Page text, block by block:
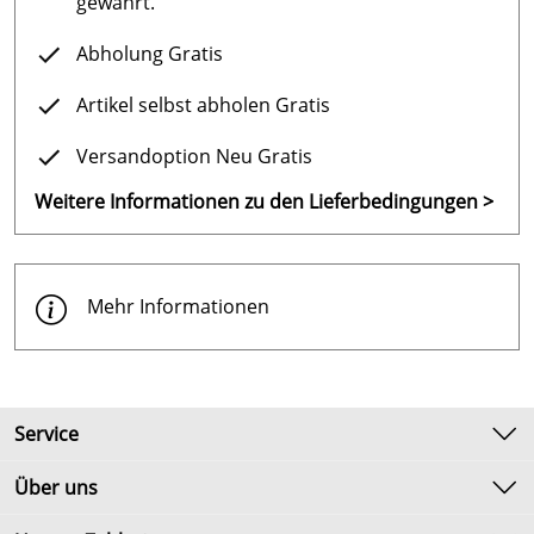
Abholung Gratis
Artikel selbst abholen Gratis
Versandoption Neu Gratis
Weitere Informationen zu den Lieferbedingungen >
Mehr Informationen
Service
Kontakt
Über uns